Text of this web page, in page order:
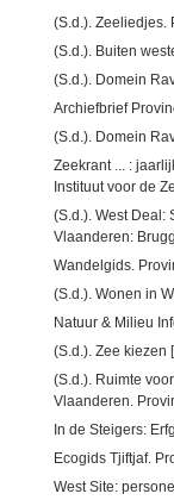
(S.d.). Zeeliedjes.
(S.d.). Buiten
(S.d.). Domein
Archiefbrief
(S.d.). Domein
Zeekrant ... :
Instituut voor de
(S.d.). West Deal:
Vlaanderen:
Wandelgids.
(S.d.). Wonen in
Natuur & Milieu
(S.d.). Zee kiezen
(S.d.). Ruimte
Vlaanderen.
In de Steigers:
Ecogids Tjiftjaf.
West Site: